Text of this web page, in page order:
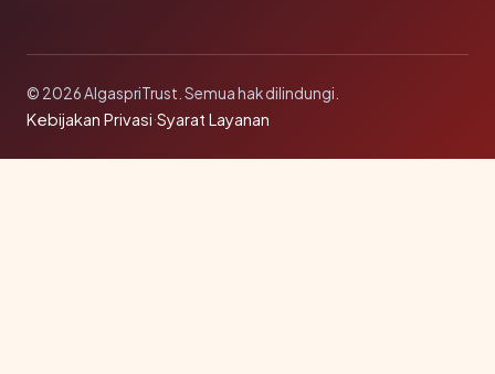
© 2026 AlgaspriTrust. Semua hak dilindungi.
Kebijakan Privasi·Syarat Layanan